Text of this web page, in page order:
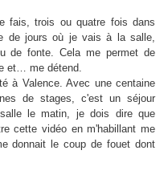
fais, trois ou quatre fois dans
de jours où je vais à la salle,
de fonte. Cela me permet de
et… me détend.
à Valence. Avec une centaine
de stages, c'est un séjour
le matin, je dois dire que
cette vidéo en m'habillant me
donnait le coup de fouet dont